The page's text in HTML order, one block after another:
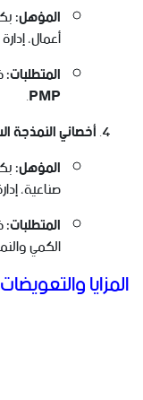
المؤهل:
أعمال،
المتطلبات:
PMP
.
أخصائي النمذجة
المؤهل:
صناعية،
المتطلبات:
الكمي
المزايا